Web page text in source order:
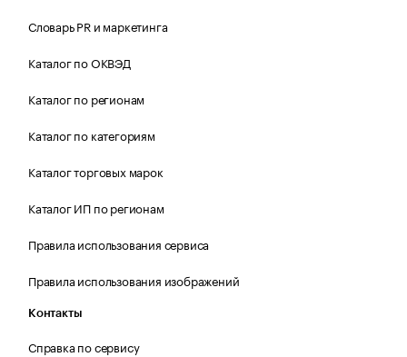
Словарь PR и маркетинга
Каталог по ОКВЭД
Каталог по регионам
Каталог по категориям
Каталог торговых марок
Каталог ИП по регионам
Правила использования сервиса
Правила использования изображений
Контакты
Справка по сервису